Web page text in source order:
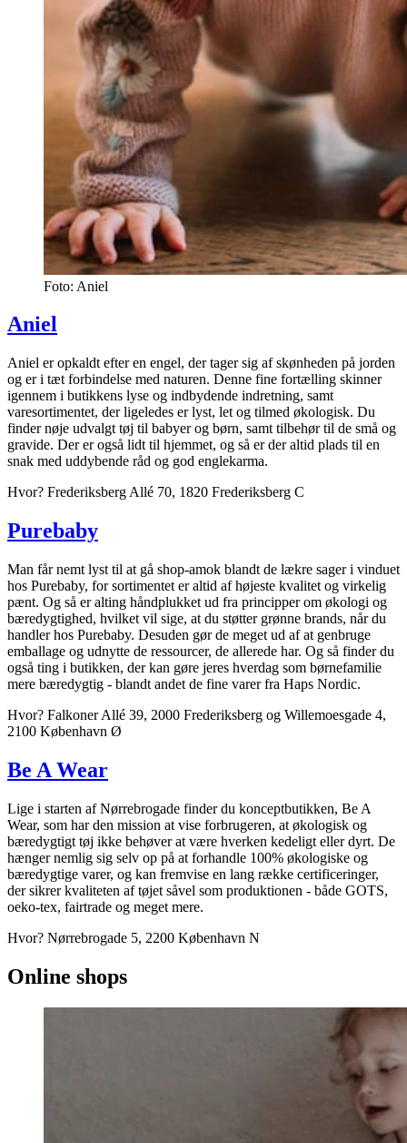
Foto: Aniel
Aniel
Aniel er opkaldt efter en engel, der tager sig af skønheden på jorden
og er i tæt forbindelse med naturen. Denne fine fortælling skinner
igennem i butikkens lyse og indbydende indretning, samt
varesortimentet, der ligeledes er lyst, let og tilmed økologisk. Du
finder nøje udvalgt tøj til babyer og børn, samt tilbehør til de små og
gravide. Der er også lidt til hjemmet, og så er der altid plads til en
snak med uddybende råd og god englekarma.
Hvor? Frederiksberg Allé 70, 1820 Frederiksberg C
Purebaby
Man får nemt lyst til at gå shop-amok blandt de lækre sager i vinduet
hos Purebaby, for sortimentet er altid af højeste kvalitet og virkelig
pænt. Og så er alting håndplukket ud fra principper om økologi og
bæredygtighed, hvilket vil sige, at du støtter grønne brands, når du
handler hos Purebaby. Desuden gør de meget ud af at genbruge
emballage og udnytte de ressourcer, de allerede har. Og så finder du
også ting i butikken, der kan gøre jeres hverdag som børnefamilie
mere bæredygtig - blandt andet de fine varer fra Haps Nordic.
Hvor? Falkoner Allé 39, 2000 Frederiksberg og Willemoesgade 4,
2100 København Ø
Be A Wear
Lige i starten af Nørrebrogade finder du konceptbutikken, Be A
Wear, som har den mission at vise forbrugeren, at økologisk og
bæredygtigt tøj ikke behøver at være hverken kedeligt eller dyrt. De
hænger nemlig sig selv op på at forhandle 100% økologiske og
bæredygtige varer, og kan fremvise en lang række certificeringer,
der sikrer kvaliteten af tøjet såvel som produktionen - både GOTS,
oeko-tex, fairtrade og meget mere.
Hvor? Nørrebrogade 5, 2200 København N
Online shops